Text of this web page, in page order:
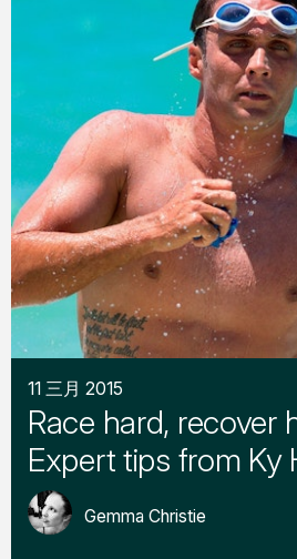
11 三月 2015
Race hard, recover
Expert tips from Ky
Gemma Christie